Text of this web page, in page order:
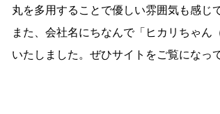
丸を多用することで優しい雰囲気も感じ
また、会社名にちなんで「ヒカリちゃ
いたしました。ぜひサイトをご覧になっ